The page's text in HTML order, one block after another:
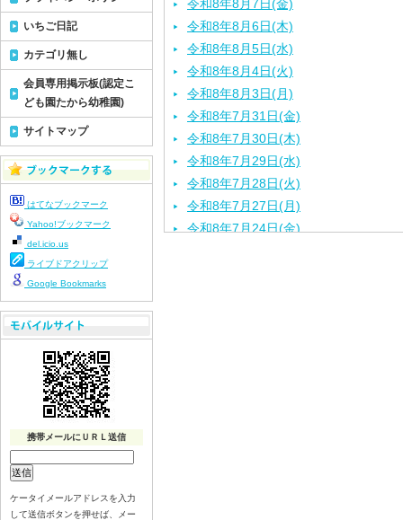
令和8年8月7日(金)
令和8年8月6日(木)
令和8年8月5日(水)
令和8年8月4日(火)
令和8年8月3日(月)
令和8年7月31日(金)
令和8年7月30日(木)
令和8年7月29日(水)
令和8年7月28日(火)
令和8年7月27日(月)
令和8年7月24日(金)
いちご日記
カテゴリ無し
会員専用掲示板(認定こ
ども園たから幼稚園)
サイトマップ
はてなブックマーク
Yahoo!ブックマーク
del.icio.us
ライブドアクリップ
Google Bookmarks
携帯メールにＵＲＬ送信
ケータイメールアドレスを入力
して送信ボタンを押せば、メー